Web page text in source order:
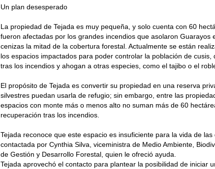
Un plan desesperado
La propiedad de Tejada es muy pequeña, y solo cuenta con 60
fueron afectadas por los grandes incendios que asolaron Guarayos
cenizas la mitad de la cobertura forestal. Actualmente se están
los espacios impactados para poder controlar la población de
tras los incendios y ahogan a otras especies, como el tajibo o el
El propósito de Tejada es convertir su propiedad en una reserva
silvestres puedan usarla de refugio; sin embargo, entre las
espacios con monte más o menos alto no suman más de 60
recuperación tras los incendios.
Tejada reconoce que este espacio es insuficiente para la vida de
contactada por Cynthia Silva, viceministra de Medio Ambiente,
de Gestión y Desarrollo Forestal, quien le ofreció ayuda.
Tejada aprovechó el contacto para plantear la posibilidad de iniciar